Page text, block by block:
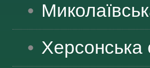
Херсонська